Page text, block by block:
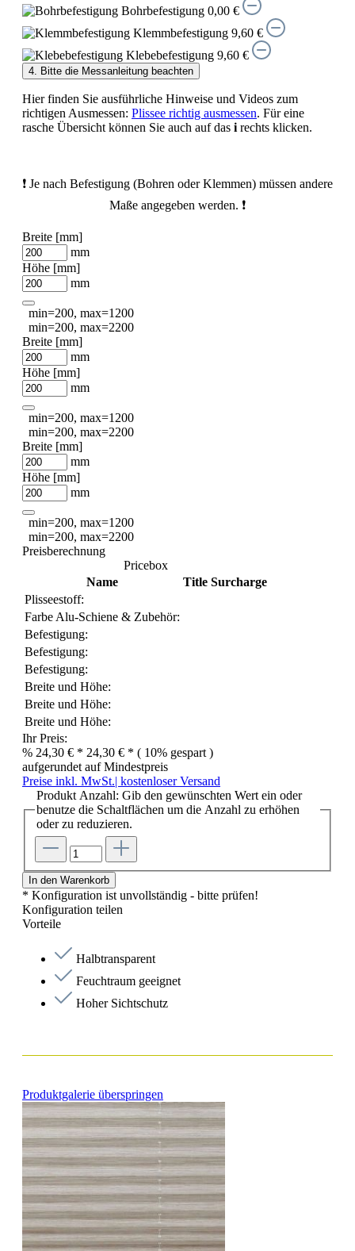
Bohrbefestigung 0,00 €
Klemmbefestigung 9,60 €
Klebebefestigung 9,60 €
4. Bitte die Messanleitung beachten
Hier finden Sie ausführliche Hinweise und Videos zum
richtigen Ausmessen: Plissee richtig ausmessen. Für eine
rasche Übersicht können Sie auch auf das i rechts klicken.
❗ Je nach Befestigung (Bohren oder Klemmen) müssen andere
Maße angegeben werden. ❗
Breite [mm]
mm
Höhe [mm]
mm
min=200, max=1200
min=200, max=2200
Breite [mm]
mm
Höhe [mm]
mm
min=200, max=1200
min=200, max=2200
Breite [mm]
mm
Höhe [mm]
mm
min=200, max=1200
min=200, max=2200
Preisberechnung
Pricebox
Name
Title Surcharge
Plisseestoff:
Farbe Alu-Schiene & Zubehör:
Befestigung:
Befestigung:
Befestigung:
Breite und Höhe:
Breite und Höhe:
Breite und Höhe:
Ihr Preis:
% 24,30 € * 24,30 € * ( 10% gespart )
aufgerundet auf Mindestpreis
Preise inkl. MwSt.| kostenloser Versand
Produkt Anzahl: Gib den gewünschten Wert ein oder
benutze die Schaltflächen um die Anzahl zu erhöhen
oder zu reduzieren.
In den Warenkorb
* Konfiguration ist unvollständig - bitte prüfen!
Konfiguration teilen
Vorteile
Halbtransparent
Feuchtraum geeignet
Hoher Sichtschutz
Produktgalerie überspringen